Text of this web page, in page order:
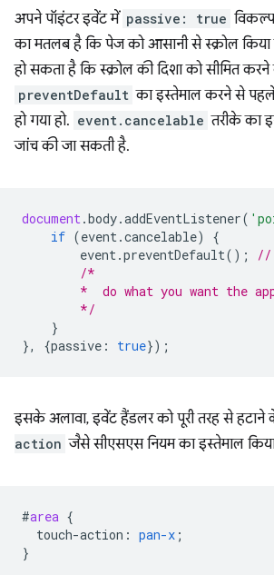
अपने पॉइंटर इवेंट में passive: true
का मतलब है कि पेज को आसानी से स्क्रोल किया
हो सकता है कि स्क्रोल की दिशा को सीमित
preventDefault का इस्तेमाल करने से
हो गया हो. event.cancelable तरीके का
जांच की जा सकती है.
document.body.addEventListener(
if (event.cancelable)
{
event.preventDefault();
//
/*
*  do what you want the
        */
}
},
{passive : true});
इसके अलावा, इवेंट हैंडलर को पूरी तरह से हटाने
action जैसे सीएसएस नियम का इस्तेमाल
#area {
touch-action : pan-x ;
}